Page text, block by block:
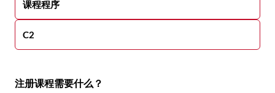
课程程序
C2
注册课程需要什么？